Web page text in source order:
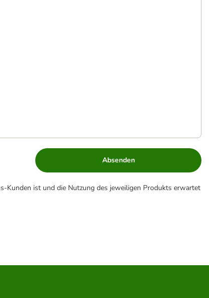
Absenden
Kunden ist und die Nutzung des jeweiligen Produkts erwartet